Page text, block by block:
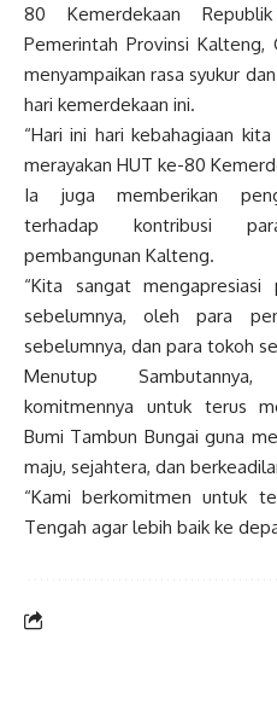
80 Kemerdekaan
Pemerintah Provinsi Kalteng,
menyampaikan rasa syukur
hari kemerdekaan ini.
“Hari ini hari kebahagiaan
merayakan HUT ke-80
Ia juga memberikan
terhadap kontribusi
pembangunan Kalteng.
“Kita sangat mengapresiasi
sebelumnya, oleh para
sebelumnya, dan para tokoh
Menutup
komitmennya untuk terus
Bumi Tambun Bungai guna
maju, sejahtera, dan
“Kami berkomitmen untuk
Tengah agar lebih baik ke